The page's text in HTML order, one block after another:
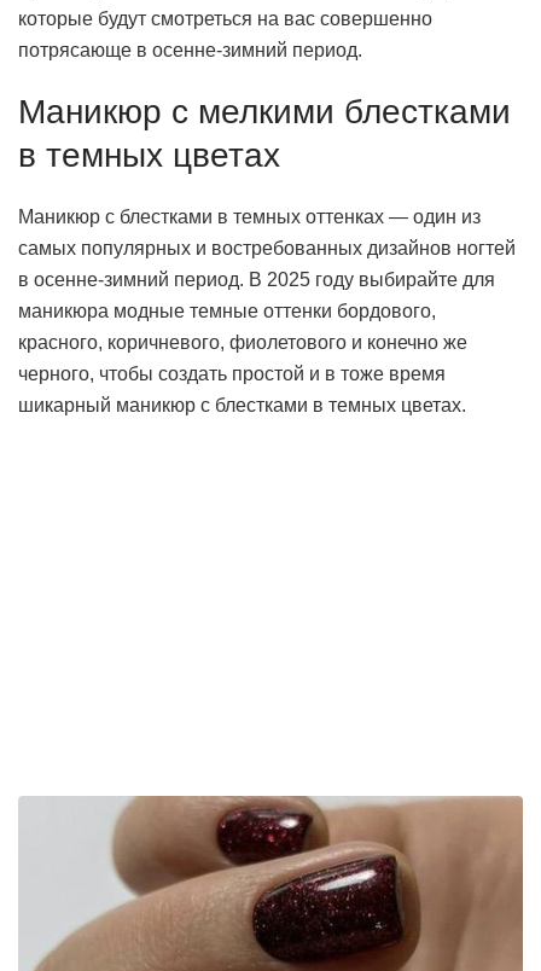
которые будут смотреться на вас совершенно
потрясающе в осенне-зимний период.
Маникюр с мелкими блестками
в темных цветах
Маникюр с блестками в темных оттенках — один из
самых популярных и востребованных дизайнов ногтей
в осенне-зимний период. В 2025 году выбирайте для
маникюра модные темные оттенки бордового,
красного, коричневого, фиолетового и конечно же
черного, чтобы создать простой и в тоже время
шикарный маникюр с блестками в темных цветах.